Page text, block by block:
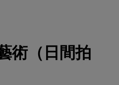
術（日間拍